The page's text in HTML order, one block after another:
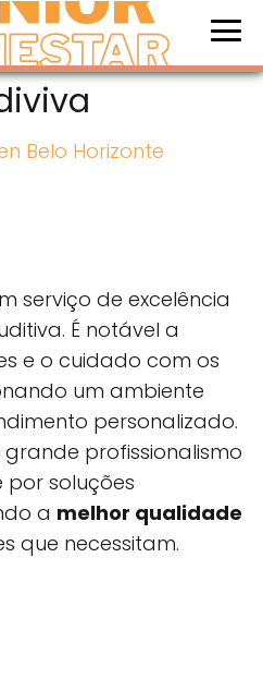
Belo Horizonte
serviço de excelência
É notável a
e o cuidado com os
um ambiente
personalizado.
profissionalismo
soluções
a melhor qualidade
que necessitam.